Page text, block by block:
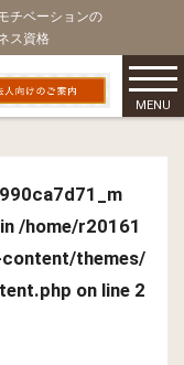
チベーションの
ス資格
MENU
/home/r20161
themes/
on line 2